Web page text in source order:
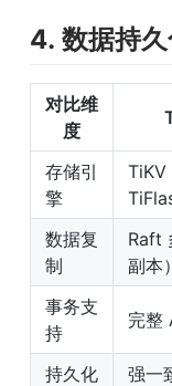
4. 数据持
对比维
度
存储引
擎
TiKV
数据复
制
Raft
副本）
事务支
持
完整
持久化
强一